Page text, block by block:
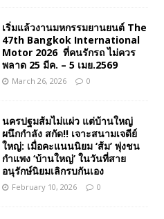
เริ่มแล้วงานมหกรรมยานยนต์ The
47th Bangkok International
Motor 2026 ที่คนรักรถ ไม่ควร
พลาด 25 มีค. – 5 เมย.2569
March 26, 2026 0
นครปฐมส้มไม่แผ่ว แต่บ้านใหญ่
ผนึกกำลัง สกัด!! เจาะสนามเจดีย์
ใหญ่: เมื่อคะแนนนิยม ‘ส้ม’ พุ่งชน
กำแพง ‘บ้านใหญ่’ ในวันที่สาย
อนุรักษ์นิยมเลิกรบกันเอง
February 10, 2026 0